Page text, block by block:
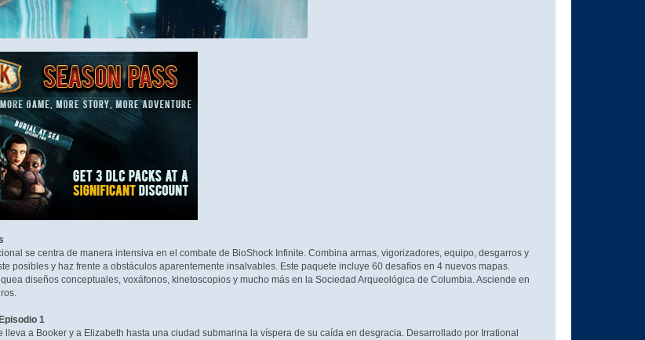
se centra de manera intensiva en el combate de BioShock Infinite. Combina armas, vigorizadores, equipo, desgarros y
posibles y haz frente a obstáculos aparentemente insalvables. Este paquete incluye 60 desafíos en 4 nuevos mapas.
diseños conceptuales, voxáfonos, kinetoscopios y mucho más en la Sociedad Arqueológica de Columbia. Asciende en
1
lleva a Booker y a Elizabeth hasta una ciudad submarina la víspera de su caída en desgracia. Desarrollado por Irrational